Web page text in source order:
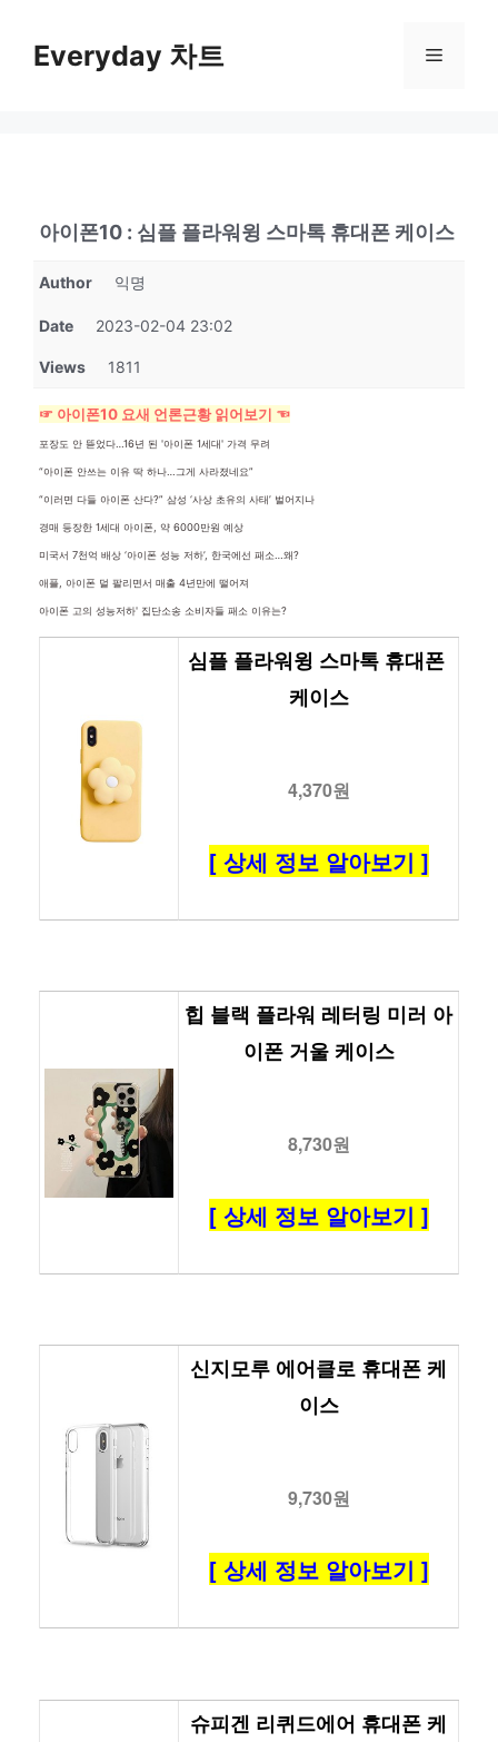
Everyday 차트 메
아이폰10 : 심플 플라워윙 스마톡 휴대폰 케이스
Author 익명
Date 2023-02-04 23:02
Views 1811
☞ 아이폰10 요새 언론근황 읽어보기 ☜
포장도 안 뜯었다…16년 된 '아이폰 1세대' 가격 무려
“아이폰 안쓰는 이유 딱 하나…그게 사라졌네요”
“이러면 다들 아이폰 산다?” 삼성 ‘사상 초유의 사태’ 벌어지나
경매 등장한 1세대 아이폰, 약 6000만원 예상
미국서 7천억 배상 ‘아이폰 성능 저하’, 한국에선 패소…왜?
애플, 아이폰 덜 팔리면서 매출 4년만에 떨어져
아이폰 고의 성능저하' 집단소송 소비자들 패소 이유는?
심플 플라워윙 스마톡 휴대폰
케이스
4,370원
[ 상세 정보 알아보기 ]
힙 블랙 플라워 레터링 미러 아
이폰 거울 케이스
8,730원
[ 상세 정보 알아보기 ]
신지모루 에어클로 휴대폰 케
이스
9,730원
[ 상세 정보 알아보기 ]
슈피겐 리퀴드에어 휴대폰 케